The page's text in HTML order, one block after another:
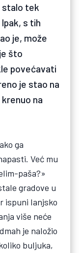
stalo tek
s tih
je, može
što
povećavati
je stao na
na
ga
Već mu
paša?»
gradove u
ispuni lanjsko
više neće
je naložio
buljuka,